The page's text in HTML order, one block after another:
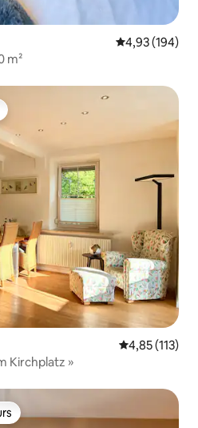
Note
4,93 (194)
m²
Note
4,85 (113)
Kirchplatz »
les plus aimés